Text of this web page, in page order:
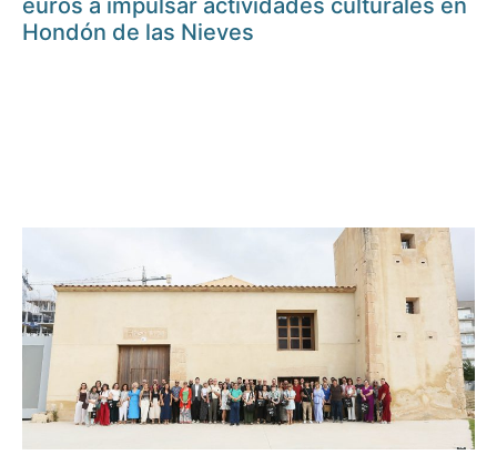
euros a impulsar actividades culturales en
Hondón de las Nieves